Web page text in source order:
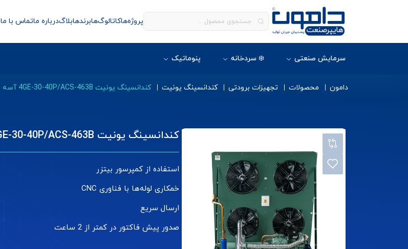
پروژه‌هاکاتالوگ‌هابرندهابلاگدرباره ماتماس با ما
سرمایش صنعتی ❄️ سردخانه پنوماتیک
دامون محصولات تجهیزات برودتی کندانسینگ یونیت کندانسینگ یونیت 4GE-30-40P/ACS-463B آسه
کندانسینگ یونیت 4GE-30-40P/ACS-463B آسه
استفاده از کمپرسور بیتزر
خمکاری لوله‌ها با فناوری CNC
ارسال سریع
صدور پیش فاکتور در کمتر از 2 ساعت